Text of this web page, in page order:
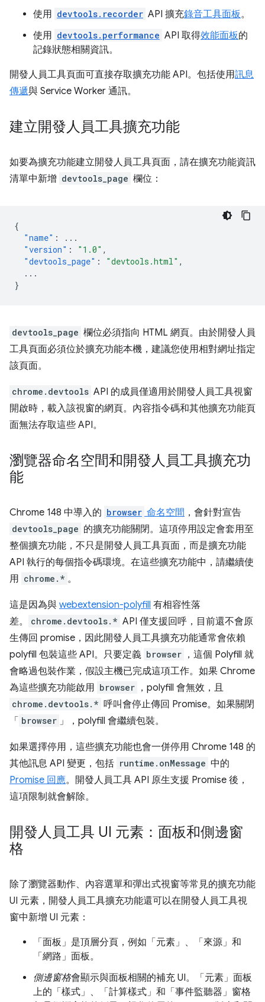
使用 devtools.recorder API 擴充錄音工具面板。
使用 devtools.performance API 取得效能面板的
記錄狀態相關資訊。
開發人員工具頁面可直接存取擴充功能 API。包括使用訊息
傳遞與 Service Worker 通訊。
建立開發人員工具擴充功能
如要為擴充功能建立開發人員工具頁面，請在擴充功能資訊
清單中新增 devtools_page 欄位：
{
"name" :
...
"version" : "1.0" ,
"devtools_page" : "devtools.html" ,
...
}
devtools_page 欄位必須指向 HTML 網頁。由於開發人員
工具頁面必須位於擴充功能本機，建議您使用相對網址指定
該頁面。
chrome.devtools API 的成員僅適用於開發人員工具視窗
開啟時，載入該視窗的網頁。內容指令碼和其他擴充功能頁
面無法存取這些 API。
瀏覽器命名空間和開發人員工具擴充功
能
Chrome 148 中導入的 browser 命名空間 ，會針對宣告
devtools_page 的擴充功能關閉。這項停用設定會套用至
整個擴充功能，不只是開發人員工具頁面，而是擴充功能
API 執行的每個指令碼環境。在這些擴充功能中，請繼續使
用 chrome.* 。
這是因為與 webextension-polyfill 有相容性落
差。
chrome.devtools.* API 僅支援回呼，目前還不會原
生傳回 promise，因此開發人員工具擴充功能通常會依賴
polyfill 包裝這些 API。只要定義 browser ，這個 Polyfill 就
會略過包裝作業，假設主機已完成這項工作。如果 Chrome
為這些擴充功能啟用 browser ，polyfill 會無效，且
chrome.devtools.* 呼叫會停止傳回 Promise。如果關閉
「 browser 」，polyfill 會繼續包裝。
如果選擇停用，這些擴充功能也會一併停用 Chrome 148 的
其他訊息 API 變更，包括 runtime.onMessage 中的
Promise 回應。開發人員工具 API 原生支援 Promise 後，
這項限制就會解除。
開發人員工具 UI 元素：面板和側邊窗
格
除了瀏覽器動作、內容選單和彈出式視窗等常見的擴充功能
UI 元素，開發人員工具擴充功能還可以在開發人員工具視
窗中新增 UI 元素：
「面板」 是頂層分頁，例如「元素」、「來源」和
「網路」面板。
側邊窗格會顯示與面板相關的補充 UI。「元素」面板
上的「樣式」、「計算樣式」和「事件監聽器」窗格